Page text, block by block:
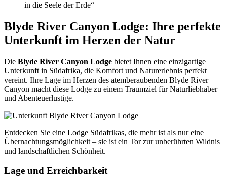
in die Seele der Erde“
Blyde River Canyon Lodge: Ihre perfekte
Unterkunft im Herzen der Natur
Die Blyde River Canyon Lodge bietet Ihnen eine einzigartige
Unterkunft in Südafrika, die Komfort und Naturerlebnis perfekt
vereint. Ihre Lage im Herzen des atemberaubenden Blyde River
Canyon macht diese Lodge zu einem Traumziel für Naturliebhaber
und Abenteuerlustige.
Entdecken Sie eine Lodge Südafrikas, die mehr ist als nur eine
Übernachtungsmöglichkeit – sie ist ein Tor zur unberührten Wildnis
und landschaftlichen Schönheit.
Lage und Erreichbarkeit